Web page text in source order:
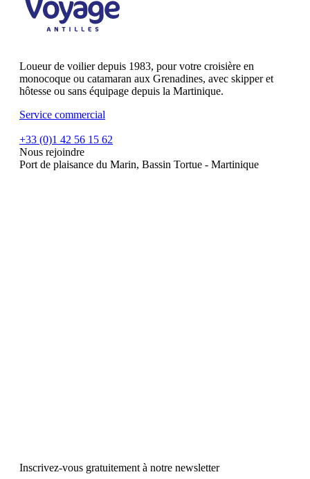
Loueur de voilier depuis 1983, pour votre croisière en
monocoque ou catamaran aux Grenadines, avec skipper et
hôtesse ou sans équipage depuis la Martinique.
Service commercial
+33 (0)1 42 56 15 62
Nous rejoindre
Port de plaisance du Marin, Bassin Tortue - Martinique
Inscrivez-vous gratuitement à notre newsletter